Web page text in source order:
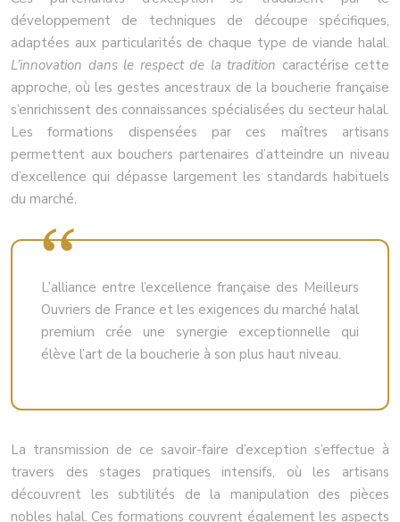
développement de techniques de découpe spécifiques,
adaptées aux particularités de chaque type de viande halal.
L’innovation dans le respect de la tradition caractérise cette
approche, où les gestes ancestraux de la boucherie française
s’enrichissent des connaissances spécialisées du secteur halal.
Les formations dispensées par ces maîtres artisans
permettent aux bouchers partenaires d’atteindre un niveau
d’excellence qui dépasse largement les standards habituels
du marché.
L’alliance entre l’excellence française des Meilleurs
Ouvriers de France et les exigences du marché halal
premium crée une synergie exceptionnelle qui
élève l’art de la boucherie à son plus haut niveau.
La transmission de ce savoir-faire d’exception s’effectue à
travers des stages pratiques intensifs, où les artisans
découvrent les subtilités de la manipulation des pièces
nobles halal. Ces formations couvrent également les aspects